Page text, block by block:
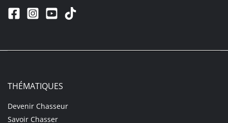
THÉMATIQUES
Devenir Chasseur
Savoir Chasser